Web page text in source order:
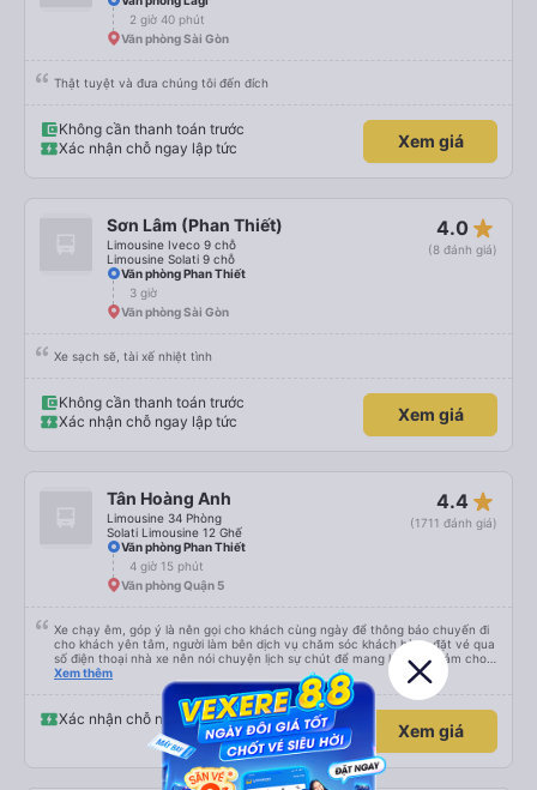
2 giờ 40 phút
Văn phòng Sài Gòn
Thật tuyệt và đưa chúng tôi đến đích
Không cần thanh toán trước
Xác nhận chỗ ngay lập tức
Xem giá
Sơn Lâm (Phan Thiết)
Limousine Iveco 9 chỗ
Limousine Solati 9 chỗ
4.0 star_rate
(8 đánh giá)
Văn phòng Phan Thiết
3 giờ
Văn phòng Sài Gòn
Xe sạch sẽ, tài xế nhiệt tình
Không cần thanh toán trước
Xác nhận chỗ ngay lập tức
Xem giá
Tân Hoàng Anh
Limousine 34 Phòng
Solati Limousine 12 Ghế
4.4 star_rate
(1711 đánh giá)
Văn phòng Phan Thiết
4 giờ 15 phút
Văn phòng Quận 5
Xe chạy êm, góp ý là nên gọi cho khách cùng ngày để thông báo chuyến đi
cho khách yên tâm, người làm bên dịch vụ chăm sóc khách hàng đặt vé qua
số điện thoại nhà xe nên nói chuyện lịch sự chút để mang lại thiện cảm cho
khách hàng
Xem thêm
Xác nhận chỗ ngay lập tức
Xem giá